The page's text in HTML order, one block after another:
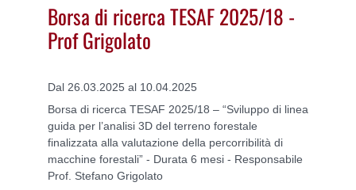
Borsa di ricerca TESAF 2025/18 -
Prof Grigolato
Dal 26.03.2025 al 10.04.2025
Borsa di ricerca TESAF 2025/18 – “Sviluppo di linea
guida per l’analisi 3D del terreno forestale
finalizzata alla valutazione della percorribilità di
macchine forestali” - Durata 6 mesi - Responsabile
Prof. Stefano Grigolato